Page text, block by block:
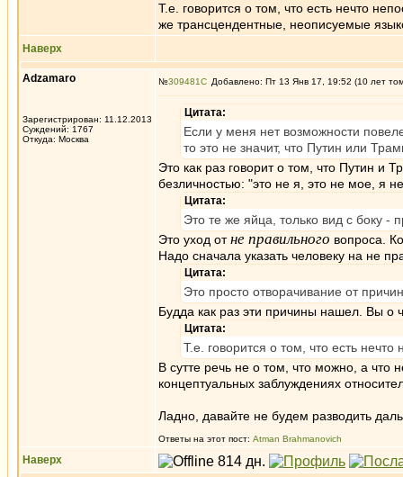
Т.е. говорится о том, что есть нечто
же трансцендентные, неописуемые
Наверх
Adzamaro
Зарегистрирован: 11.12.2013
Суждений: 1767
Откуда: Москва
№309481 Добавлено: Пт 13 Янв 17, 19:52 (10 лет
Цитата:
Если у меня нет возможности
то это не значит, что Путин или
Это как раз говорит о том, что Путин
безличностью: "это не я, это не мое, я
Цитата:
Это те же яйца, только вид с боку -
Это уход отне правильного вопроса.
Надо сначала указать человеку на не
Цитата:
Это просто отворачивание от
Будда как раз эти причины нашел. Вы о
Цитата:
Т.е. говорится о том, что есть
В сутте речь не о том, что можно, а что
концептуальных заблуждениях
Ладно, давайте не будем разводить
Ответы на этот пост: Atman Brahmanovich
Наверх